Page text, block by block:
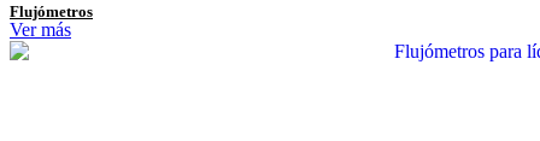
Flujómetros
Ver más